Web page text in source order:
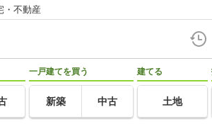
・不動産
一戸建てを買う
新築 中古
建てる
土地